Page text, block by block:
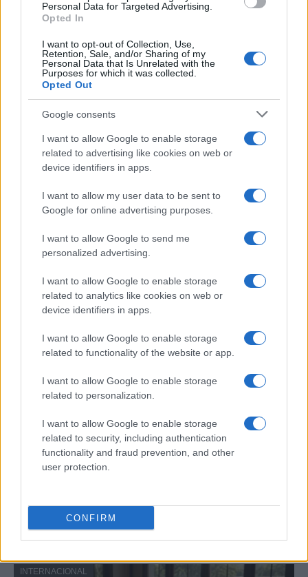
Personal Data for Targeted Advertising.
Opted In
I want to opt-out of Collection, Use,
Retention, Sale, and/or Sharing of my
Personal Data that Is Unrelated with the
Purposes for which it was collected.
Opted Out
Google consents
I want to allow Google to enable storage
related to advertising like cookies on web or
device identifiers in apps.
I want to allow my user data to be sent to
Google for online advertising purposes.
I want to allow Google to send me
personalized advertising.
I want to allow Google to enable storage
related to analytics like cookies on web or
device identifiers in apps.
I want to allow Google to enable storage
related to functionality of the website or app.
I want to allow Google to enable storage
related to personalization.
I want to allow Google to enable storage
related to security, including authentication
functionality and fraud prevention, and other
user protection.
CONFIRM
Un hombre de origen alemán que vive en…
INTERNACIONAL
Productos locales y más vuelos: Binter
refuerza su apuesta por Canarias
Binter no solo conecta las islas, sino que…
extremas y alertas hasta el 2 de agosto
España enfrenta una intensa ola de calor con…
INTERNACIONAL